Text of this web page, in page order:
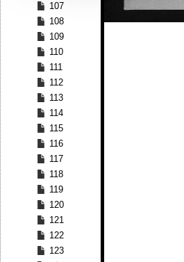
107
108
109
110
111
112
113
114
115
116
117
118
119
120
121
122
123